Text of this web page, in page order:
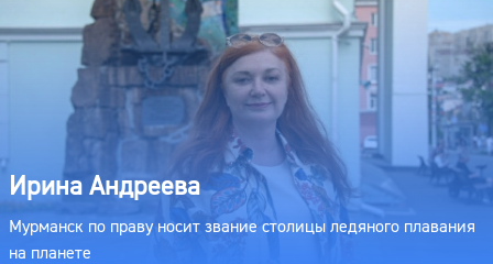
Ирина Андреева
Мурманск по праву носит звание столицы ледяного плавания
на планете